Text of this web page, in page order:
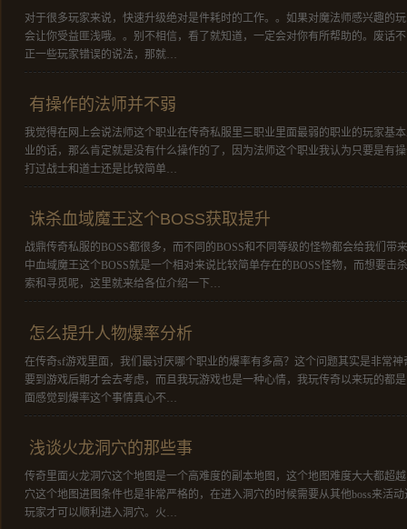
对于很多玩家来说，快速升级绝对是件耗时的工作。。如果对魔法师感兴趣的
会让你受益匪浅哦。。别不相信，看了就知道，一定会对你有所帮助的。废话
正一些玩家错误的说法，那就…
有操作的法师并不弱
我觉得在网上会说法师这个职业在传奇私服里三职业里面最弱的职业的玩家基
业的话，那么肯定就是没有什么操作的了，因为法师这个职业我认为只要是有
打过战士和道士还是比较简单…
诛杀血域魔王这个BOSS获取提升
战鼎传奇私服的BOSS都很多，而不同的BOSS和不同等级的怪物都会给我们带
中血域魔王这个BOSS就是一个相对来说比较简单存在的BOSS怪物，而想要击
索和寻觅呢，这里就来给各位介绍一下…
怎么提升人物爆率分析
在传奇sf游戏里面，我们最讨厌哪个职业的爆率有多高？这个问题其实是非常
要到游戏后期才会去考虑，而且我玩游戏也是一种心情，我玩传奇以来玩的都
面感觉到爆率这个事情真心不…
浅谈火龙洞穴的那些事
传奇里面火龙洞穴这个地图是一个高难度的副本地图，这个地图难度大大都超
穴这个地图进图条件也是非常严格的，在进入洞穴的时候需要从其他boss来活
玩家才可以顺利进入洞穴。火…